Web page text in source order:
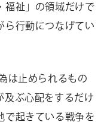
福祉」の領域だけで
ら行動につなげてい
は止められるもの
及ぶ心配をするだけ
で起きている戦争を